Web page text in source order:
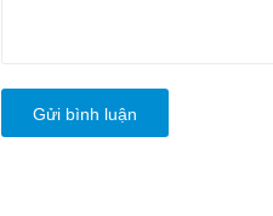
Gửi bình luận